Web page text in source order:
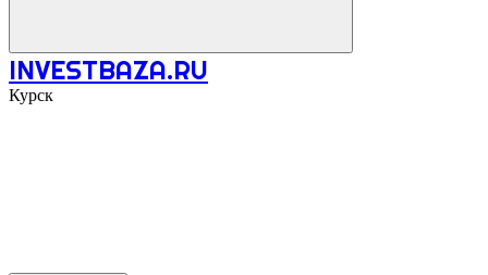
INVESTBAZA.RU
Курск